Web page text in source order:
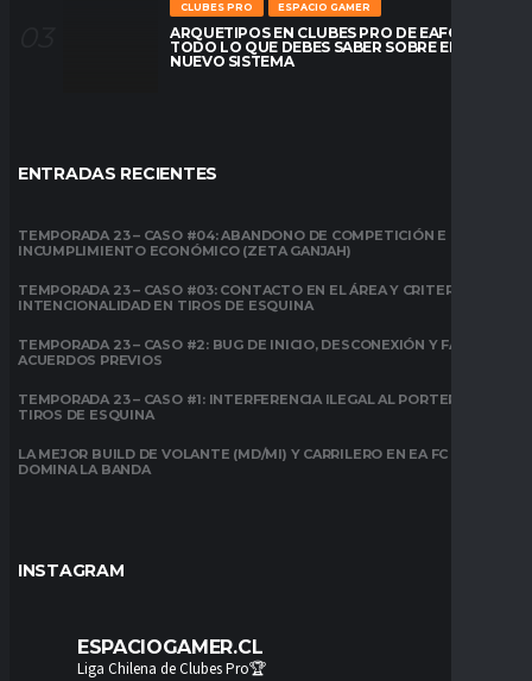
CLUBES PRO ESPACIO GAMER
ARQUETIPOS EN CLUBES PRO DE EAFC26:
TODO LO QUE DEBES SABER SOBRE EL
NUEVO SISTEMA
ENTRADAS RECIENTES
TEMPORADA 23 – CASO #04: ABANDONO DE COMPETICIÓN E
INCUMPLIMIENTO ECONÓMICO (ZETA GANJAH)
TEMPORADA 23 – CASO #03: CONTACTO EN EL ÁREA Y CRITERIO DE
INTENCIONALIDAD EN TIROS DE ESQUINA
TEMPORADA 23 – CASO #2: BUG DE INICIO, DESCONEXIÓN Y FALTA DE
ACUERDOS PREVIOS
TEMPORADA 23 – CASO #1: INTERFERENCIA ILEGAL AL PORTERO EN
TIROS DE ESQUINA
LA MEJOR BUILD DE VOLANTE (MD/MI) Y CARRILERO EN EA FC 26:
DOMINA LA BANDA
INSTAGRAM
ESPACIOGAMER.CL
Liga Chilena de Clubes Pro🏆